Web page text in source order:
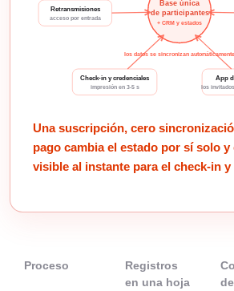
Base única
de participantes
+ CRM y estados
Retransmisiones
acceso por entrada
Check-in y credenciales
impresión en 3-5 s
App
los
los datos se sincronizan automáticamente
Una suscripción, cero
pago cambia el estado por sí solo
visible al instante para el check-in
Proceso
Registros
en una hoja